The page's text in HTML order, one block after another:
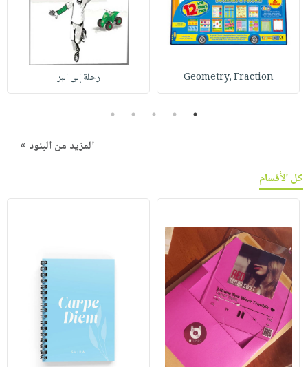
Geometry, Fraction رحلة إلى البر
1
2
3
4
5
المزيد من البنود »
كل الأقسام